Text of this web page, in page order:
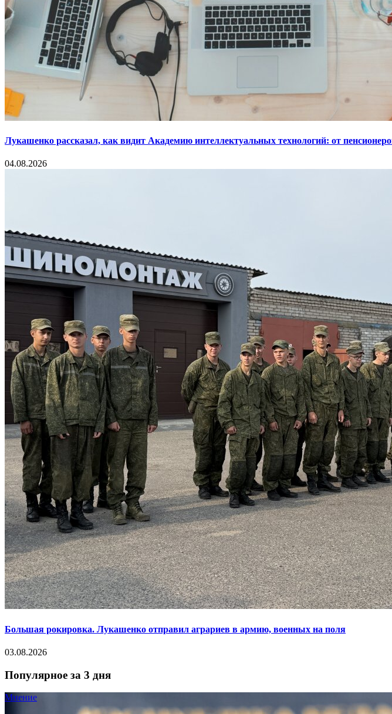
Лукашенко рассказал, как видит Академию интеллектуальных технологий: от
04.08.2026
Большая рокировка. Лукашенко отправил аграриев в армию, военных на поля
03.08.2026
Популярное за 3 дня
Мнение